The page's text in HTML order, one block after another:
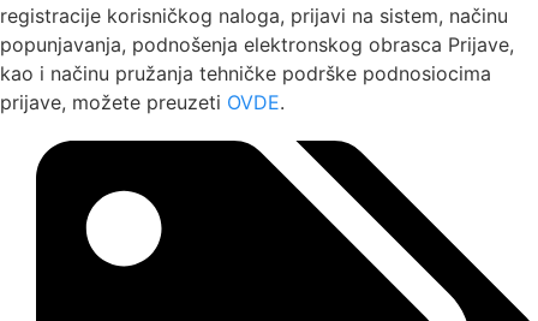
registracije korisničkog naloga, prijavi na sistem, načinu
popunjavanja, podnošenja elektronskog obrasca Prijave,
kao i načinu pružanja tehničke podrške podnosiocima
prijave, možete preuzeti OVDE.